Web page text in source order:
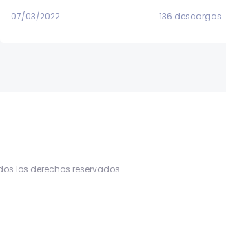
07/03/2022 136 descargas
los derechos reservados